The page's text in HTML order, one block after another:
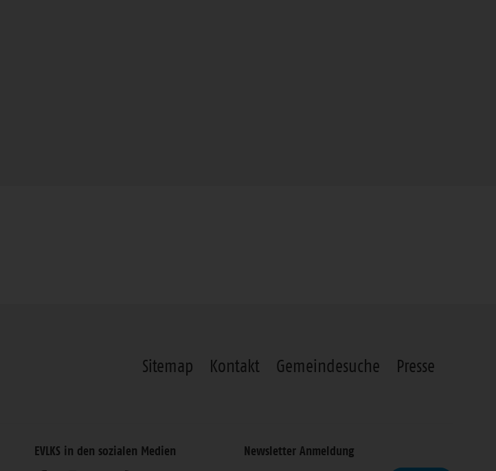
Sitemap Kontakt Gemeindesuche Presse
EVLKS in den sozialen Medien Newsletter Anmeldung